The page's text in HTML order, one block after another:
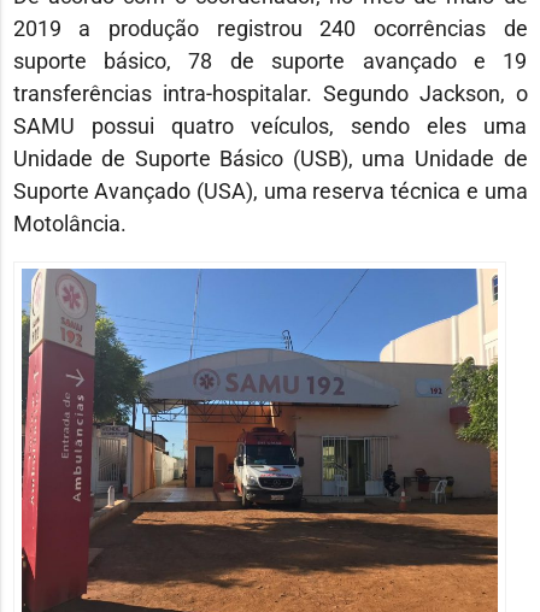
2019 a produção registrou 240 ocorrências de
suporte básico, 78 de suporte avançado e 19
transferências intra-hospitalar. Segundo Jackson, o
SAMU possui quatro veículos, sendo eles uma
Unidade de Suporte Básico (USB), uma Unidade de
Suporte Avançado (USA), uma reserva técnica e uma
Motolância.